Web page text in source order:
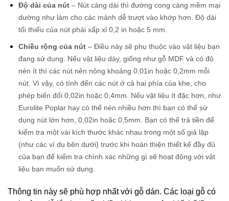
Độ dài của nút– Nút càng dài thì đường cong càng mềm mại
dường như làm cho các mảnh dễ trượt vào khớp hơn. Độ dài
tối thiểu của nút phải xấp xỉ 0,2 in hoặc 5 mm.
Chiều rộng của nút– Điều này sẽ phụ thuộc vào vật liệu bạn
đang sử dụng. Nếu vật liệu dày, giống như gỗ MDF và có độ
nén ít thì các nút nên nông khoảng 0,01in hoặc 0,2mm mỗi
nút. Vì vậy, có tính đến các nút ở cả hai phía của khe, cho
phép biến đổi 0,02in hoặc 0,4mm. Nếu vật liệu ít đặc hơn, như
Eurolite Poplar hay có thể nén nhiều hơn thì bạn có thể sử
dụng nút lớn hơn, 0,02in hoặc 0,5mm. Bạn có thể trả tiền để
kiểm tra một vài kích thước khác nhau trong một số giả lập
(như các ví dụ bên dưới) trước khi hoàn thiện thiết kế đầy đủ
của bạn để kiểm tra chính xác những gì sẽ hoạt động với vật
liệu bạn muốn sử dụng.
Thông tin này sẽ phù hợp nhất với gỗ dán. Các loại gỗ có